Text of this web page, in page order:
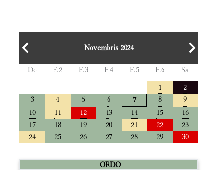
Novembris 2024
Do F.2 F.3 F.4 F.5 F.6
Sa
1
2
3
4 5 6 7 8
9
10
11 12 13 14 15
16
17
18 19 20 21 22
23
24
25 26 27 28 29 30
ORDO